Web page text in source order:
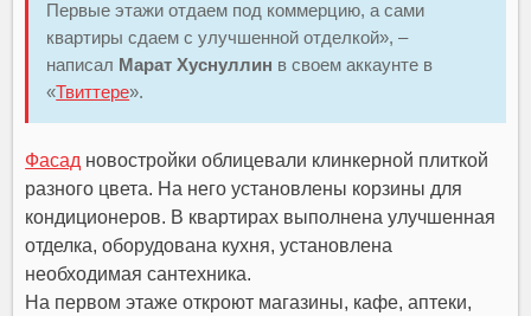
Первые этажи отдаем под коммерцию, а сами
квартиры сдаем с улучшенной отделкой», –
написал Марат Хуснуллин в своем аккаунте в
«Твиттере».
Фасад новостройки облицевали клинкерной плиткой
разного цвета. На него установлены корзины для
кондиционеров. В квартирах выполнена улучшенная
отделка, оборудована кухня, установлена
необходимая сантехника.
На первом этаже откроют магазины, кафе, аптеки,